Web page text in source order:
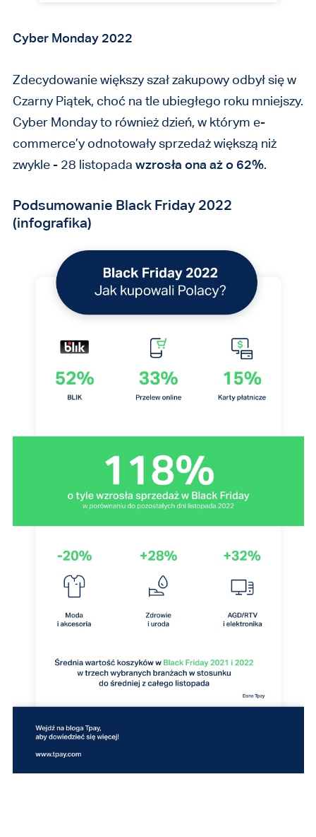
Cyber Monday 2022
Zdecydowanie większy szał zakupowy odbył się w
Czarny Piątek, choć na tle ubiegłego roku mniejszy.
Cyber Monday to również dzień, w którym e-
commerce’y odnotowały sprzedaż większą niż
zwykle - 28 listopada wzrosła ona aż o 62%.
Podsumowanie Black Friday 2022
(infografika)